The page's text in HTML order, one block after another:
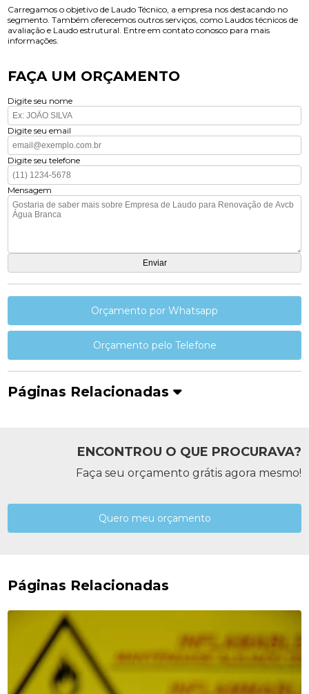
Carregamos o objetivo de Laudo Técnico, a empresa nos destacando no
segmento. Também oferecemos outros serviços, como Laudos técnicos de
avaliação e Laudo estrutural. Entre em contato conosco para mais
informações.
FAÇA UM ORÇAMENTO
Digite seu nome
Digite seu email
Digite seu telefone
Mensagem
Orçamento por Whatsapp
Orçamento pelo Telefone
Páginas Relacionadas
ENCONTROU O QUE PROCURAVA?
Faça seu orçamento grátis agora mesmo!
Quero meu orçamento
Páginas Relacionadas